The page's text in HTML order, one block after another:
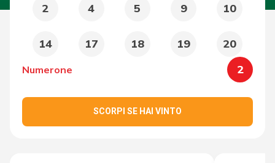
2 4 5 9 10
14 17 18 19 20
Numerone 2
SCORPI SE HAI VINTO